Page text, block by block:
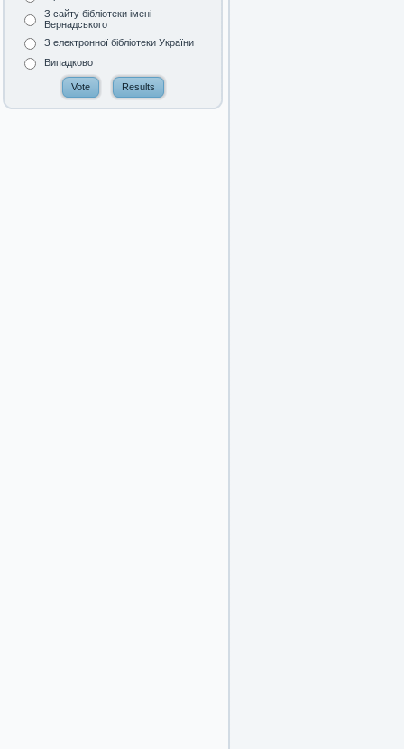
З сайту бібліотеки імені
Вернадського
З електронної бібліотеки України
Випадково